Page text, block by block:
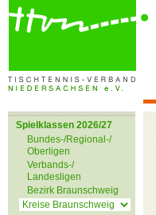
Spielklassen 2026/27
Bundes-/Regional-/
Oberligen
Verbands-/
Landesligen
Bezirk Braunschweig